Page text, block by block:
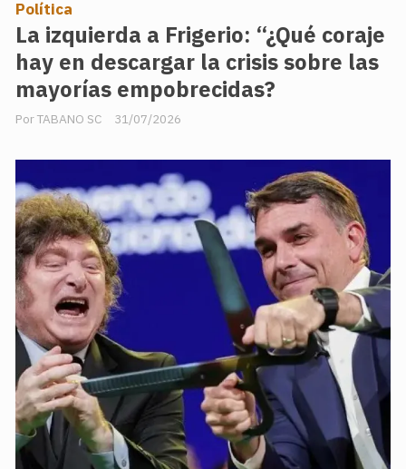
La izquierda a Frigerio: “¿Qué coraje
hay en descargar la crisis sobre las
mayorías empobrecidas?
TABANO SC
Política
31/07/2026